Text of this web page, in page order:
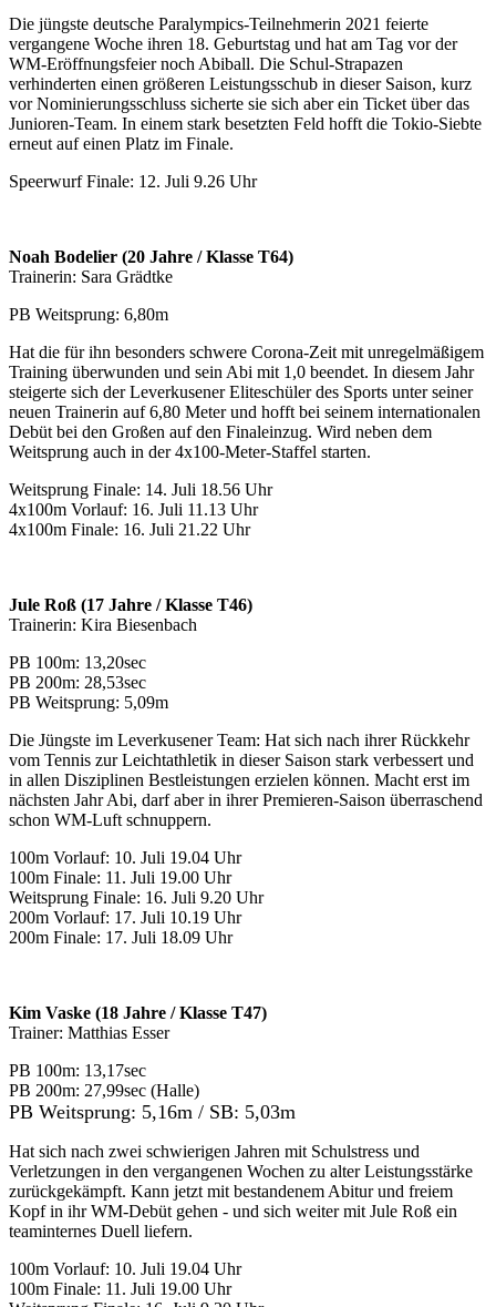
Die jüngste deutsche Paralympics-Teilnehmerin 2021 feierte
vergangene Woche ihren 18. Geburtstag und hat am Tag vor der
WM-Eröffnungsfeier noch Abiball. Die Schul-Strapazen
verhinderten einen größeren Leistungsschub in dieser Saison, kurz
vor Nominierungsschluss sicherte sie sich aber ein Ticket über das
Junioren-Team. In einem stark besetzten Feld hofft die Tokio-Siebte
erneut auf einen Platz im Finale.
Speerwurf Finale: 12. Juli 9.26 Uhr
Noah Bodelier (20 Jahre / Klasse T64)
Trainerin: Sara Grädtke
PB Weitsprung: 6,80m
Hat die für ihn besonders schwere Corona-Zeit mit unregelmäßigem
Training überwunden und sein Abi mit 1,0 beendet. In diesem Jahr
steigerte sich der Leverkusener Eliteschüler des Sports unter seiner
neuen Trainerin auf 6,80 Meter und hofft bei seinem internationalen
Debüt bei den Großen auf den Finaleinzug. Wird neben dem
Weitsprung auch in der 4x100-Meter-Staffel starten.
Weitsprung Finale: 14. Juli 18.56 Uhr
4x100m Vorlauf: 16. Juli 11.13 Uhr
4x100m Finale: 16. Juli 21.22 Uhr
Jule Roß (17 Jahre / Klasse T46)
Trainerin: Kira Biesenbach
PB 100m: 13,20sec
PB 200m: 28,53sec
PB Weitsprung: 5,09m
Die Jüngste im Leverkusener Team: Hat sich nach ihrer Rückkehr
vom Tennis zur Leichtathletik in dieser Saison stark verbessert und
in allen Disziplinen Bestleistungen erzielen können. Macht erst im
nächsten Jahr Abi, darf aber in ihrer Premieren-Saison überraschend
schon WM-Luft schnuppern.
100m Vorlauf: 10. Juli 19.04 Uhr
100m Finale: 11. Juli 19.00 Uhr
Weitsprung Finale: 16. Juli 9.20 Uhr
200m Vorlauf: 17. Juli 10.19 Uhr
200m Finale: 17. Juli 18.09 Uhr
Kim Vaske (18 Jahre / Klasse T47)
Trainer: Matthias Esser
PB 100m: 13,17sec
PB 200m: 27,99sec (Halle)
PB Weitsprung: 5,16m / SB: 5,03m
Hat sich nach zwei schwierigen Jahren mit Schulstress und
Verletzungen in den vergangenen Wochen zu alter Leistungsstärke
zurückgekämpft. Kann jetzt mit bestandenem Abitur und freiem
Kopf in ihr WM-Debüt gehen - und sich weiter mit Jule Roß ein
teaminternes Duell liefern.
100m Vorlauf: 10. Juli 19.04 Uhr
100m Finale: 11. Juli 19.00 Uhr